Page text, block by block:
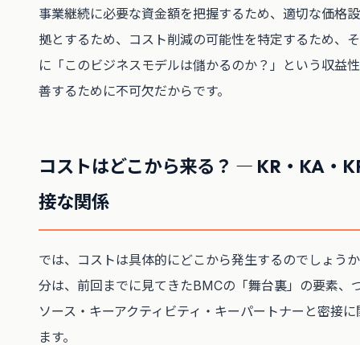
事業継続に必要な資金額を把握するため、適切な価格
拠とするため、コスト削減の可能性を特定するため、
に「このビジネスモデルは儲かるのか？」という収益
善するために不可欠だからです。
コストはどこから来る？ ― KR・KA・
接な関係
では、コストは具体的にどこから発生するのでしょう
分は、前回までに見てきたBMCの「舞台裏」の要素、
ソース・キーアクティビティ・キーパートナーと密接
ます。